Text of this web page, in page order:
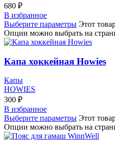
680 ₽
В избранное
Выберите параметры Этот
Опции можно выбрать на
Капа хоккейная Howies
Капы
HOWIES
300 ₽
В избранное
Выберите параметры Этот
Опции можно выбрать на